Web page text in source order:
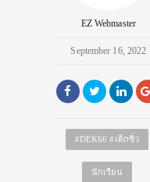
EZ Webmaster
September 16, 2022
#DEK66 #เด็กซิ่ว
นักเรียน